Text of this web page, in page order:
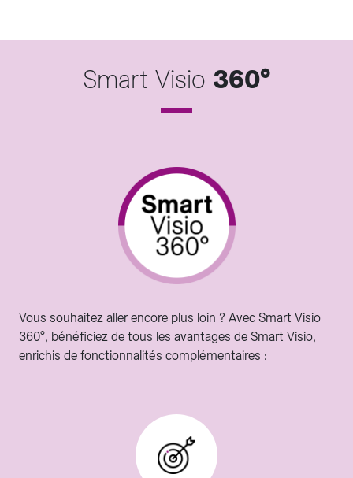
Smart Visio 360°
Vous souhaitez aller encore plus loin ? Avec Smart Visio
360°, bénéficiez de tous les avantages de Smart Visio,
enrichis de fonctionnalités complémentaires :